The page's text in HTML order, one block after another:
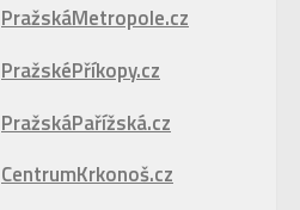
PražskáMetropole.cz
PražskéPříkopy.cz
PražskáPařížská.cz
CentrumKrkonoš.cz